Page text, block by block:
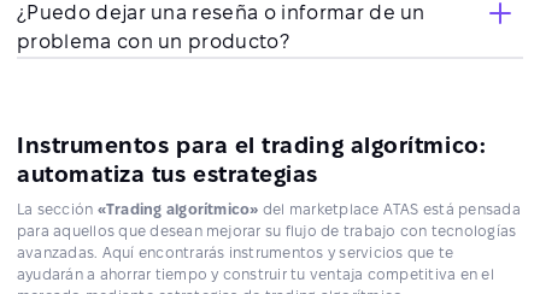
¿Puedo dejar una reseña o informar de un
problema con un producto?
Instrumentos para el trading algorítmico:
automatiza tus estrategias
La sección «Trading algorítmico» del marketplace ATAS está pensada
para aquellos que desean mejorar su flujo de trabajo con tecnologías
avanzadas. Aquí encontrarás instrumentos y servicios que te
ayudarán a ahorrar tiempo y construir tu ventaja competitiva en el